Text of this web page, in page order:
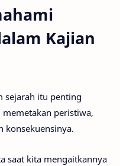
Kajian
sejarah itu penting
peristiwa,
konsekuensinya.
saat kita mengaitkannya